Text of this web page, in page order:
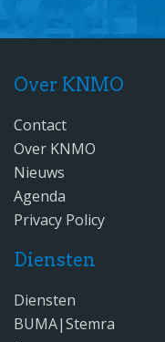
Over KNMO
Contact
Over KNMO
Nieuws
Agenda
Privacy Policy
Diensten
Diensten
BUMA|Stemra